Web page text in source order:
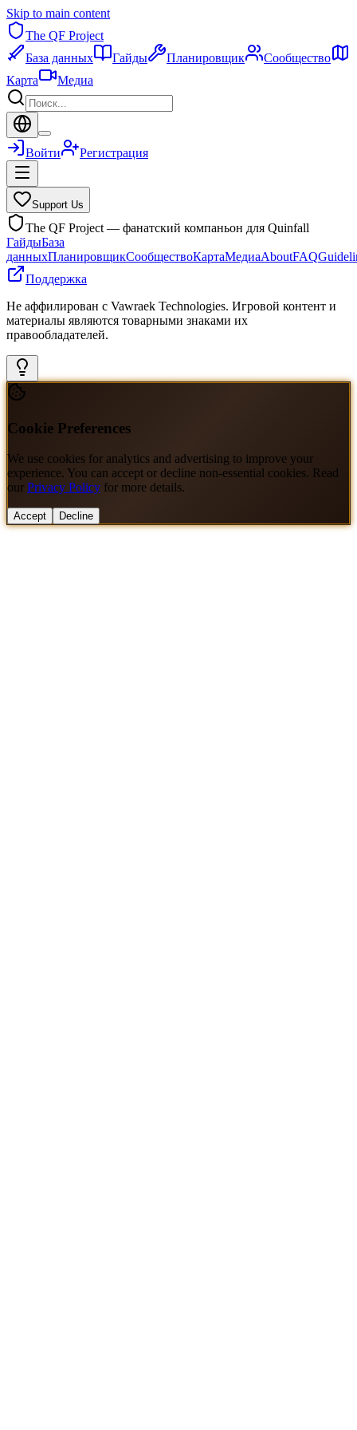
Skip to main content
The QF Project
База данных
Гайды Планировщик
Сообщество
Карта
Медиа
Войти Регистрация
Support Us
The QF Project — фанатский компаньон для Quinfall
ГайдыБаза
данныхПланировщикСообществоКартаМедиаAboutFAQ
Поддержка
Не аффилирован с Vawraek Technologies. Игровой контент и
материалы являются товарными знаками их
правообладателей.
Cookie Preferences
We use cookies for analytics and advertising to improve your
experience. You can accept or decline non-essential cookies. Read
our Privacy Policy for more details.
Accept Decline